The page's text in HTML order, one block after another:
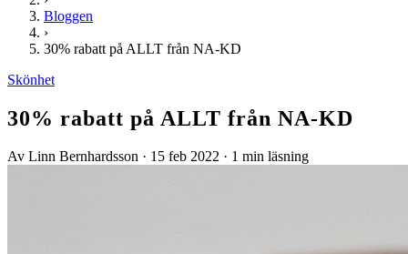
Bloggen
›
30% rabatt på ALLT från NA-KD
Skönhet
30% rabatt på ALLT från NA-KD
Av Linn Bernhardsson · 15 feb 2022 · 1 min läsning